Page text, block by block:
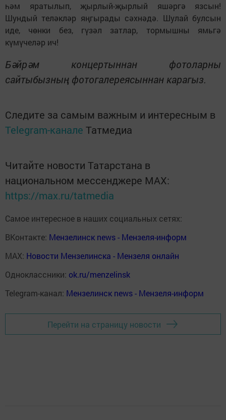
һәм яратылып, җырлый-җырлый яшәргә язсын!
Шундый теләкләр яңгырады сәхнәдә. Шулай булсын
иде, чөнки без, гүзәл затлар, тормышны ямьгә
күмүчеләр ич!
Бәйрәм концертыннан фотоларны
сайтыбызның фотогалереясыннан карагыз.
Следите за самым важным и интересным в
Telegram-канале Татмедиа
Читайте новости Татарстана в
национальном мессенджере MАХ:
https://max.ru/tatmedia
Самое интересное в наших социальных сетях:
ВКонтакте: Мензелинск news - Мензеля-информ
MAX: Новости Мензелинска - Мензеля онлайн
Одноклассники: ok.ru/menzelinsk
Telegram-канал: Мензелинск news - Мензеля-информ
Перейти на страницу новости